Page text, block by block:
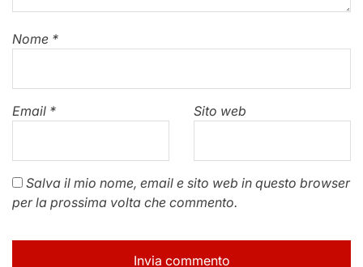
Nome *
Email * Sito web
Salva il mio nome, email e sito web in questo browser
per la prossima volta che commento.